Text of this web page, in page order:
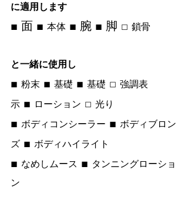
に適用します
■ 面 ■ 本体 ■ 腕 ■ 脚 □ 鎖骨
と一緒に使用し
■ 粉末 ■ 基礎 ■ 基礎 □ 強調表
示 ■ ローション □ 光り
■ ボディコンシーラー ■ ボディブロン
ズ ■ ボディハイライト
■ なめしムース ■ タンニングローショ
ン